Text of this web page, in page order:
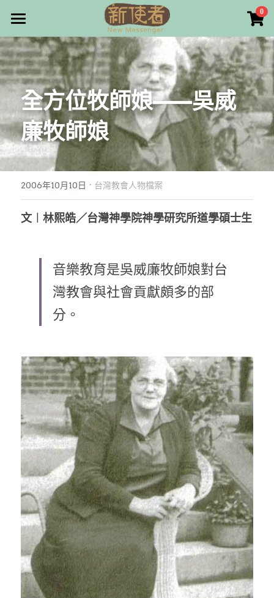
0
最新消息
關於我們
雜誌目錄
雜誌專欄
最新文章
編者的話
本期主題
台灣教會人物檔案
乘著夢想去旅行
成長部落格
解惑之窗
母語葡萄園
神學淺說
信仰生活
好書櫥窗
厝邊頭尾
家書
畫話人生
寫寫畫畫
漫畫
訂購/奉獻/廣告刊登
好站連結
搜索
全方位牧師娘——吳威
廉牧師娘
2006年10月10日 · 台灣教會人物檔案
文︱林熙皓／台灣神學院神學研究所道學碩士生
音樂教育是吳威廉牧師娘對台
灣教會與社會貢獻頗多的部
分。
×
商品分類
所有商品分類